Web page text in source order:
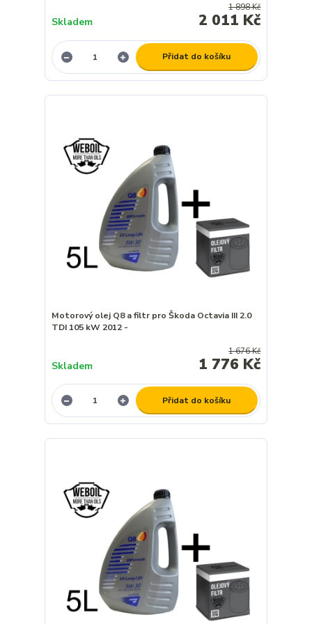
1 898 Kč
2 011 Kč
Skladem
Přidat do košíku
Motorový olej Q8 a filtr pro Škoda Octavia III 2.0
TDI 105 kW 2012 -
1 676 Kč
1 776 Kč
Skladem
Přidat do košíku